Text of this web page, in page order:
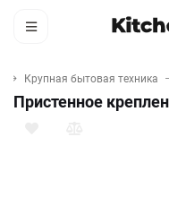
Крупная бытовая техника
Пристенное